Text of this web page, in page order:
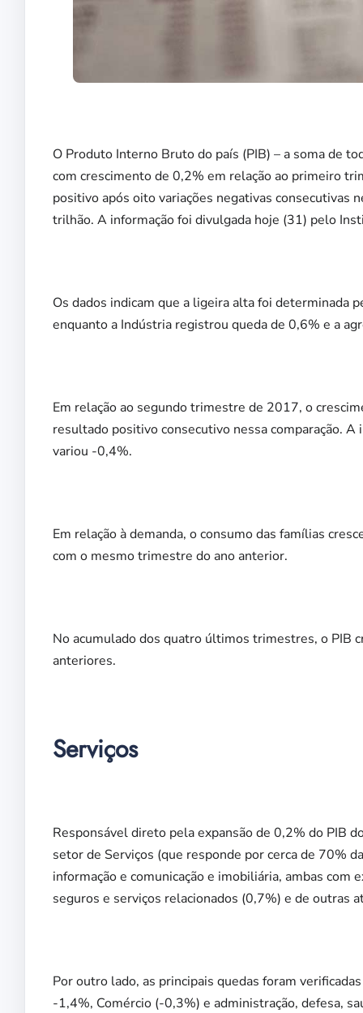
O Produto Interno Bruto do país (PIB) – a soma de
com crescimento de 0,2% em relação ao primeiro
positivo após oito variações negativas consecutivas
trilhão. A informação foi divulgada hoje (31) pelo
Os dados indicam que a ligeira alta foi determinada
enquanto a Indústria registrou queda de 0,6% e a
Em relação ao segundo trimestre de 2017, o
resultado positivo consecutivo nessa comparação.
variou -0,4%.
Em relação à demanda, o consumo das famílias
com o mesmo trimestre do ano anterior.
No acumulado dos quatro últimos trimestres, o PIB
anteriores.
Serviços
Responsável direto pela expansão de 0,2% do PIB
setor de Serviços (que responde por cerca de 70%
informação e comunicação e imobiliária, ambas com
seguros e serviços relacionados (0,7%) e de outras
Por outro lado, as principais quedas foram
-1,4%, Comércio (-0,3%) e administração, defesa,